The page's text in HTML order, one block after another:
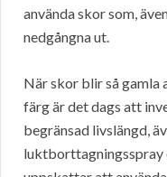
använda skor som,
nedgångna ut.
När skor blir så gamla
färg är det dags att
begränsad livslängd,
luktborttagningsspray